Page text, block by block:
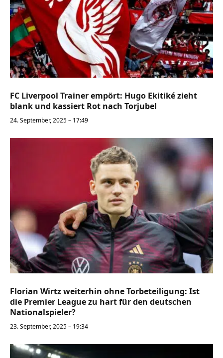
FC Liverpool Trainer empört: Hugo Ekitiké zieht
blank und kassiert Rot nach Torjubel
24. September, 2025 – 17:49
Florian Wirtz weiterhin ohne Torbeteiligung: Ist
die Premier League zu hart für den deutschen
Nationalspieler?
23. September, 2025 – 19:34